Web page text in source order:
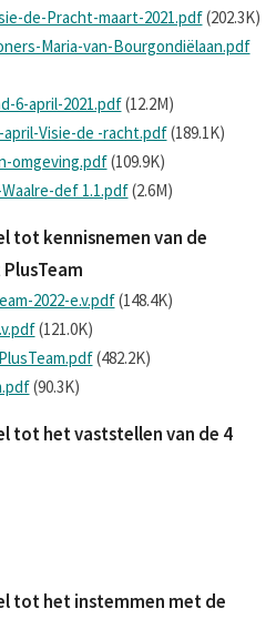
de-Pracht-maart-2021.pdf(202.3K)
Maria-van-Bourgondiëlaan.pdf
6-april-2021.pdf(12.2M)
Visie-de -racht.pdf(189.1K)
omgeving.pdf(109.9K)
def 1.1.pdf(2.6M)
tot kennisnemen van de
2022-e.v.pdf(148.4K)
(121.0K)
(482.2K)
(90.3K)
tot het vaststellen van de 4
tot het instemmen met de